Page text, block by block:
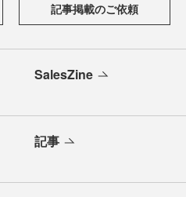
記事掲載のご依頼
SalesZine
記事